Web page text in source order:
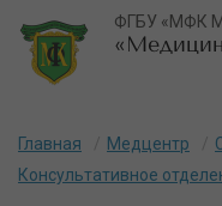
ФГБУ «МФК
Главная Медцентр
Консультативное